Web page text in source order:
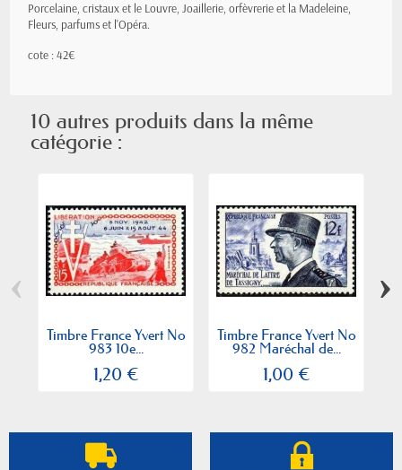
Porcelaine, cristaux et le Louvre, Joaillerie, orfèvrerie et la Madeleine,
Fleurs, parfums et l'Opéra.
cote : 42€
10 autres produits dans la même
catégorie :
Timbre France Yvert No
983 10e...
1,20 €
Timbre France Yvert No
982 Maréchal de...
1,00 €
‹ ›